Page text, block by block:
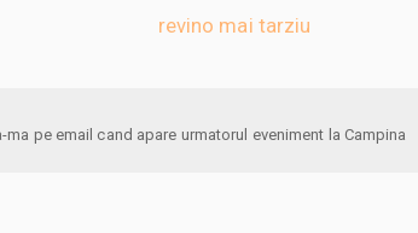
revino mai tarziu
anunta-ma pe email cand apare urmatorul eveniment la Campina